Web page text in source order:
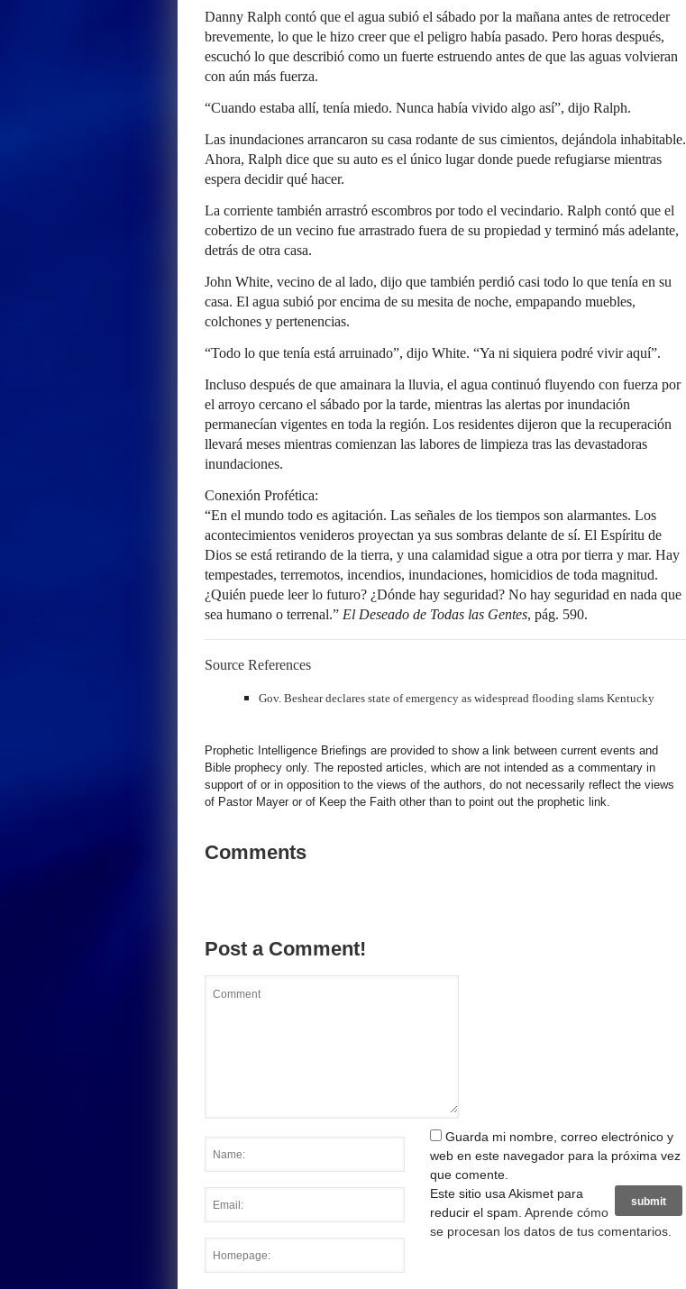
Danny Ralph contó que el agua subió el sábado por la mañana antes de retroceder
brevemente, lo que le hizo creer que el peligro había pasado. Pero horas después,
escuchó lo que describió como un fuerte estruendo antes de que las aguas volvieran
con aún más fuerza.
“Cuando estaba allí, tenía miedo. Nunca había vivido algo así”, dijo Ralph.
Las inundaciones arrancaron su casa rodante de sus cimientos, dejándola inhabitable.
Ahora, Ralph dice que su auto es el único lugar donde puede refugiarse mientras
espera decidir qué hacer.
La corriente también arrastró escombros por todo el vecindario. Ralph contó que el
cobertizo de un vecino fue arrastrado fuera de su propiedad y terminó más adelante,
detrás de otra casa.
John White, vecino de al lado, dijo que también perdió casi todo lo que tenía en su
casa. El agua subió por encima de su mesita de noche, empapando muebles,
colchones y pertenencias.
“Todo lo que tenía está arruinado”, dijo White. “Ya ni siquiera podré vivir aquí”.
Incluso después de que amainara la lluvia, el agua continuó fluyendo con fuerza por
el arroyo cercano el sábado por la tarde, mientras las alertas por inundación
permanecían vigentes en toda la región. Los residentes dijeron que la recuperación
llevará meses mientras comienzan las labores de limpieza tras las devastadoras
inundaciones.
Conexión Profética:
“En el mundo todo es agitación. Las señales de los tiempos son alarmantes. Los
acontecimientos venideros proyectan ya sus sombras delante de sí. El Espíritu de
Dios se está retirando de la tierra, y una calamidad sigue a otra por tierra y mar. Hay
tempestades, terremotos, incendios, inundaciones, homicidios de toda magnitud.
¿Quién puede leer lo futuro? ¿Dónde hay seguridad? No hay seguridad en nada que
sea humano o terrenal.” El Deseado de Todas las Gentes, pág. 590.
Source References
Gov. Beshear declares state of emergency as widespread flooding slams Kentucky
Prophetic Intelligence Briefings are provided to show a link between current events and
Bible prophecy only. The reposted articles, which are not intended as a commentary in
support of or in opposition to the views of the authors, do not necessarily reflect the views
of Pastor Mayer or of Keep the Faith other than to point out the prophetic link.
Comments
Post a Comment!
Guarda mi nombre, correo electrónico y
web en este navegador para la próxima vez
que comente.
Este sitio usa Akismet para
reducir el spam. Aprende cómo
se procesan los datos de tus comentarios